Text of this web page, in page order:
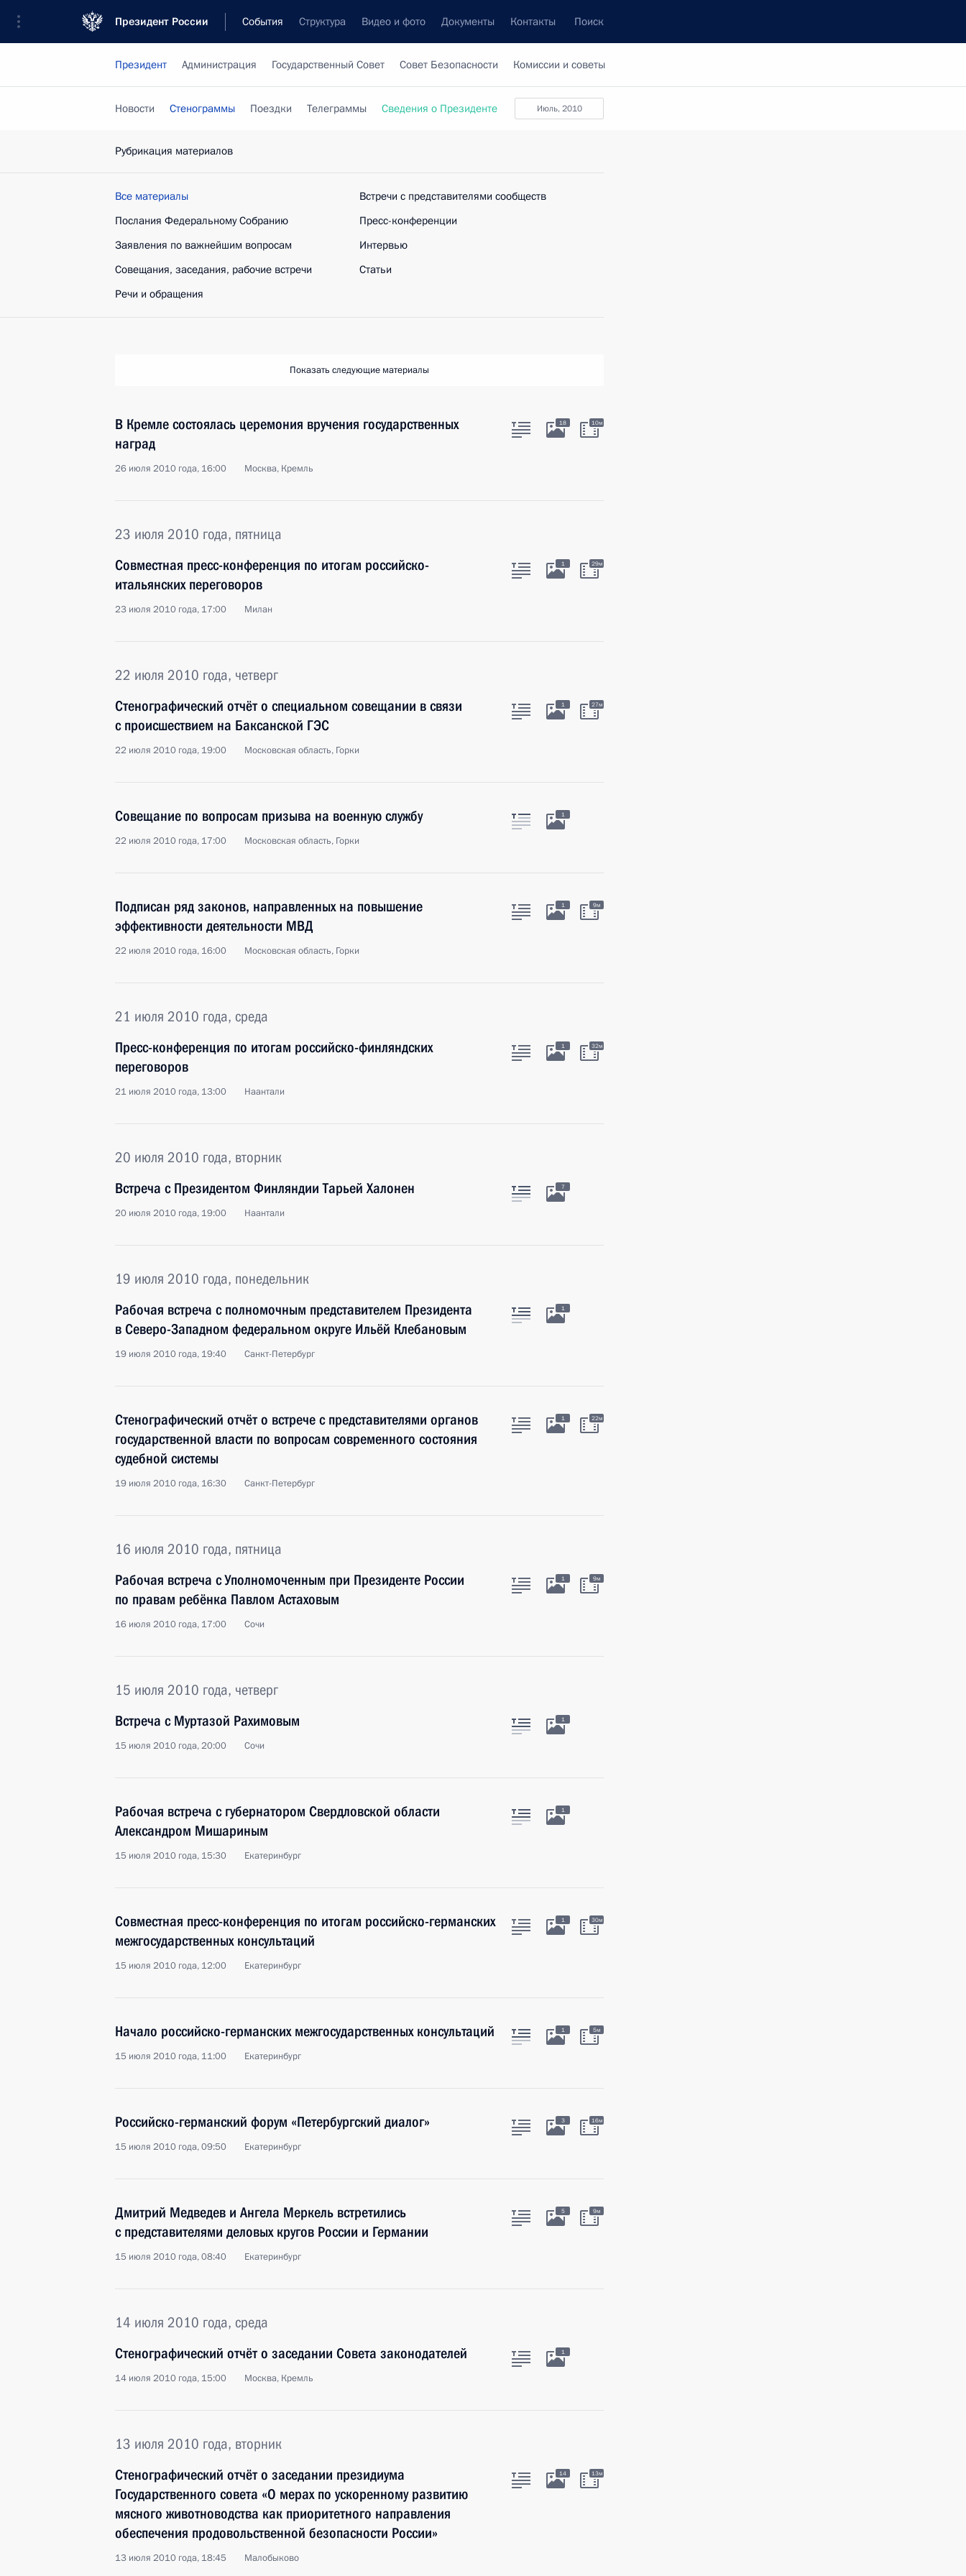
Президент России События Структура Видео и фото Документы Контакты Поиск
Президент Администрация Государственный Совет Совет Безопасности Комиссии и советы
июль, 2010
Новости Стенограммы Поездки Телеграммы Сведения о Президенте
Рубрикация материалов
Все материалы
Послания Федеральному Собранию
Заявления по важнейшим вопросам
Совещания, заседания, рабочие встречи
Речи и обращения
Встречи с представителями сообществ
Пресс-конференции
Интервью
Статьи
Показать следующие материалы
В Кремле состоялась церемония вручения государственных
наград
26 июля 2010 года, 16:00 Москва, Кремль
18 10м
23 июля 2010 года, пятница
Совместная пресс-конференция по итогам российско-
итальянских переговоров
23 июля 2010 года, 17:00 Милан
1 29м
22 июля 2010 года, четверг
Стенографический отчёт о специальном совещании в связи
с происшествием на Баксанской ГЭС
22 июля 2010 года, 19:00 Московская область, Горки
1 27м
Совещание по вопросам призыва на военную службу
22 июля 2010 года, 17:00 Московская область, Горки
1
Подписан ряд законов, направленных на повышение
эффективности деятельности МВД
22 июля 2010 года, 16:00 Московская область, Горки
1 9м
21 июля 2010 года, среда
Пресс-конференция по итогам российско-финляндских
переговоров
21 июля 2010 года, 13:00 Наантали
1 32м
20 июля 2010 года, вторник
Встреча с Президентом Финляндии Тарьей Халонен
20 июля 2010 года, 19:00 Наантали
7
19 июля 2010 года, понедельник
Рабочая встреча с полномочным представителем Президента
в Северо-Западном федеральном округе Ильёй Клебановым
19 июля 2010 года, 19:40 Санкт-Петербург
1
Стенографический отчёт о встрече с представителями органов
государственной власти по вопросам современного состояния
судебной системы
19 июля 2010 года, 16:30 Санкт-Петербург
1 22м
16 июля 2010 года, пятница
Рабочая встреча с Уполномоченным при Президенте России
по правам ребёнка Павлом Астаховым
16 июля 2010 года, 17:00 Сочи
1 9м
15 июля 2010 года, четверг
Встреча с Муртазой Рахимовым
15 июля 2010 года, 20:00 Сочи
1
Рабочая встреча с губернатором Свердловской области
Александром Мишариным
15 июля 2010 года, 15:30 Екатеринбург
1
Совместная пресс-конференция по итогам российско-германских
межгосударственных консультаций
15 июля 2010 года, 12:00 Екатеринбург
1 30м
Начало российско-германских межгосударственных консультаций
15 июля 2010 года, 11:00 Екатеринбург
1 5м
Российско-германский форум «Петербургский диалог»
15 июля 2010 года, 09:50 Екатеринбург
3 16м
Дмитрий Медведев и Ангела Меркель встретились
с представителями деловых кругов России и Германии
15 июля 2010 года, 08:40 Екатеринбург
5 9м
14 июля 2010 года, среда
Стенографический отчёт о заседании Совета законодателей
14 июля 2010 года, 15:00 Москва, Кремль
1
13 июля 2010 года, вторник
Стенографический отчёт о заседании президиума
Государственного совета «О мерах по ускоренному развитию
мясного животноводства как приоритетного направления
обеспечения продовольственной безопасности России»
13 июля 2010 года, 18:45 Малобыково
14 13м